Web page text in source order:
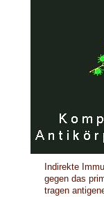
Indirekte
gegen das
tragen